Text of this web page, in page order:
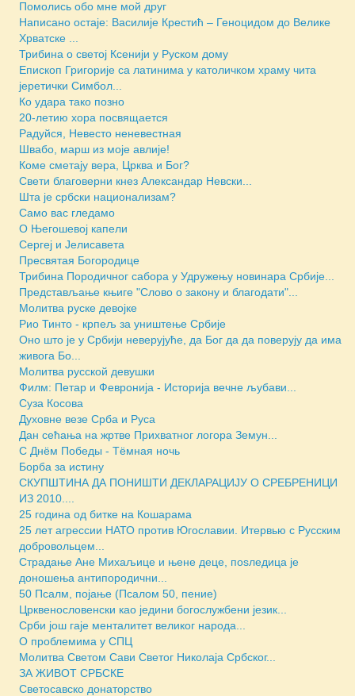
Помолись обо мне мой друг
Написано остаје: Василије Крестић – Геноцидом до Велике
Хрватске ...
Трибина о светој Ксенији у Руском дому
Епископ Григорије са латинима у католичком храму чита
јеретички Симбол...
Ко удара тако позно
20-летию хора посвящается
Радуйся, Невесто неневестная
Швабо, марш из моје авлије!
Коме сметају вера, Црква и Бог?
Свети благоверни кнез Александар Невски...
Шта је србски национализам?
Само вас гледамо
О Његошевој капели
Сергеј и Јелисавета
Пресвятая Богородице
Трибина Породичног сабора у Удружењу новинара Србије...
Представљање књиге "Слово о закону и благодати"...
Молитва руске девојке
Рио Тинто - крпељ за уништење Србије
Оно што је у Србији неверујуће, да Бог да да поверују да има
живога Бо...
Молитва русской девушки
Филм: Петар и Февронија - Историја вечне љубави...
Суза Косова
Духовне везе Срба и Руса
Дан сећања на жртве Прихватног логора Земун...
С Днём Победы - Тёмная ночь
Борба за истину
СКУПШТИНА ДА ПОНИШТИ ДЕКЛАРАЦИЈУ О СРЕБРЕНИЦИ
ИЗ 2010....
25 година од битке на Кошарама
25 лет агрессии НАТО против Югославии. Итервью с Русским
добровольцем...
Страдање Ане Михаљице и њене деце, поsледица је
доношења антипородични...
50 Псалм, појање (Псалом 50, пение)
Црквенословенски као једини богослужбени језик...
Срби још гаје менталитет великог народа...
О проблемима у СПЦ
Молитва Светом Сави Светог Николаја Србског...
ЗА ЖИВОТ СРБСКЕ
Светосавско донаторство